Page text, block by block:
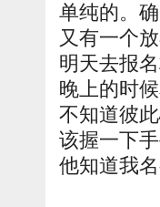
单纯的。
又有一个
明天去报
晚上的时
不知道彼
该握一下
他知道我